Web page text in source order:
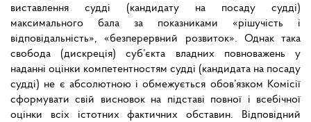
виставлення судді (кандидату на посаду судді)
максимального бала за показниками «рішучість і
відповідальність», «безперервний розвиток». Однак така
свобода (дискреція) суб’єкта владних повноважень у
наданні оцінки компетентностям судді (кандидата на посаду
судді) не є абсолютною і обмежується обов’язком Комісії
сформувати свій висновок на підставі повної і всебічної
оцінки всіх істотних фактичних обставин. Відповідний